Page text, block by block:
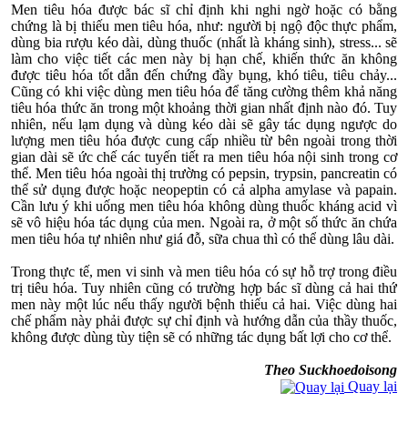
Men tiêu hóa được bác sĩ chỉ định khi nghi ngờ hoặc có bằng
chứng là bị thiếu men tiêu hóa, như: người bị ngộ độc thực phẩm,
dùng bia rượu kéo dài, dùng thuốc (nhất là kháng sinh), stress... sẽ
làm cho việc tiết các men này bị hạn chế, khiến thức ăn không
được tiêu hóa tốt dẫn đến chứng đầy bụng, khó tiêu, tiêu chảy...
Cũng có khi việc dùng men tiêu hóa để tăng cường thêm khả năng
tiêu hóa thức ăn trong một khoảng thời gian nhất định nào đó. Tuy
nhiên, nếu lạm dụng và dùng kéo dài sẽ gây tác dụng ngược do
lượng men tiêu hóa được cung cấp nhiều từ bên ngoài trong thời
gian dài sẽ ức chế các tuyến tiết ra men tiêu hóa nội sinh trong cơ
thể. Men tiêu hóa ngoài thị trường có pepsin, trypsin, pancreatin có
thể sử dụng được hoặc neopeptin có cả alpha amylase và papain.
Cần lưu ý khi uống men tiêu hóa không dùng thuốc kháng acid vì
sẽ vô hiệu hóa tác dụng của men. Ngoài ra, ở một số thức ăn chứa
men tiêu hóa tự nhiên như giá đỗ, sữa chua thì có thể dùng lâu dài.
Trong thực tế, men vi sinh và men tiêu hóa có sự hỗ trợ trong điều
trị tiêu hóa. Tuy nhiên cũng có trường hợp bác sĩ dùng cả hai thứ
men này một lúc nếu thấy người bệnh thiếu cả hai. Việc dùng hai
chế phẩm này phải được sự chỉ định và hướng dẫn của thầy thuốc,
không được dùng tùy tiện sẽ có những tác dụng bất lợi cho cơ thể.
Theo Suckhoedoisong
Quay lại